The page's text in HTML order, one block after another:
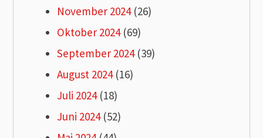
November 2024(26)
Oktober 2024(69)
September 2024(39)
August 2024(16)
Juli 2024(18)
Juni 2024(52)